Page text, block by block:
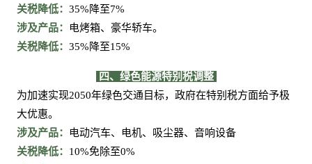
关税降低： 35%降至7%
涉及产品： 电烤箱、豪华轿车。
关税降低： 35%降至15%
四、 绿色能源特别税调整
为加速实现2050年绿色交通目标，政府在特别税方面给予极
大优惠。
涉及产品： 电动汽车、电机、吸尘器、音响设备
关税降低： 10%免除至0%